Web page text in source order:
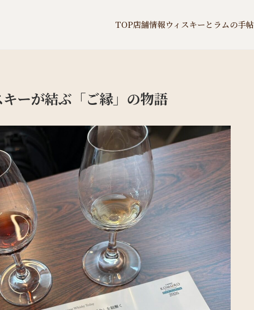
TOP店舗情報ウィスキーとラムの手帖
キーが結ぶ「ご縁」の物語